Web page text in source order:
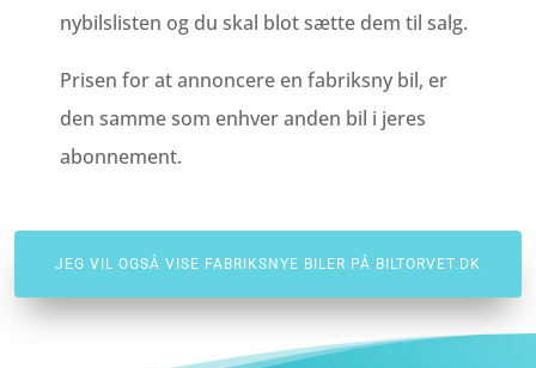
nybilslisten og du skal blot sætte dem til salg.
Prisen for at annoncere en fabriksny bil, er
den samme som enhver anden bil i jeres
abonnement.
JEG VIL OGSÅ VISE FABRIKSNYE BILER PÅ BILTORVET.DK